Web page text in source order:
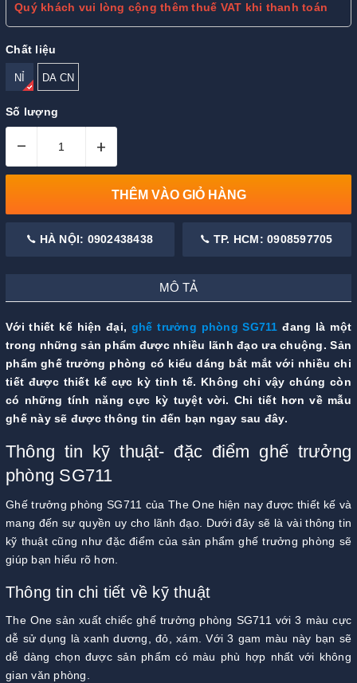
Quý khách vui lòng cộng thêm thuế VAT khi thanh toán
Chất liệu
NỈ DA CN
Số lượng
– +
THÊM VÀO GIỎ HÀNG
HÀ NỘI: 0902438438 TP. HCM: 0908597705
MÔ TẢ
Với thiết kế hiện đại, ghế trưởng phòng SG711 đang là một
trong những sản phẩm được nhiều lãnh đạo ưa chuộng. Sản
phẩm ghế trưởng phòng có kiểu dáng bắt mắt với nhiều chi
tiết được thiết kế cực kỳ tinh tế. Không chỉ vậy chúng còn
có những tính năng cực kỳ tuyệt vời. Chi tiết hơn về mẫu
ghế này sẽ được thông tin đến bạn ngay sau đây.
Thông tin kỹ thuật- đặc điểm ghế trưởng
phòng SG711
Ghế trưởng phòng SG711 của The One hiện nay được thiết kế và
mang đến sự quyền uy cho lãnh đạo. Dưới đây sẽ là vài thông tin
kỹ thuật cũng như đặc điểm của sản phẩm ghế trưởng phòng sẽ
giúp bạn hiểu rõ hơn.
Thông tin chi tiết về kỹ thuật
The One sản xuất chiếc ghế trưởng phòng SG711 với 3 màu cực
dễ sử dụng là xanh dương, đỏ, xám. Với 3 gam màu này bạn sẽ
dễ dàng chọn được sản phẩm có màu phù hợp nhất với không
gian văn phòng.